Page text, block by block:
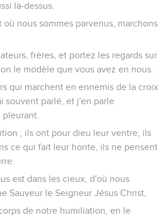
là-dessus.
nous sommes parvenus, marchons
frères, et portez les regards sur
le modèle que vous avez en nous.
qui marchent en ennemis de la croix
souvent parlé, et j'en parle
; ils ont pour dieu leur ventre, ils
ce qui fait leur honte, ils ne pensent
est dans les cieux, d'où nous
Sauveur le Seigneur Jésus Christ,
de notre humiliation, en le